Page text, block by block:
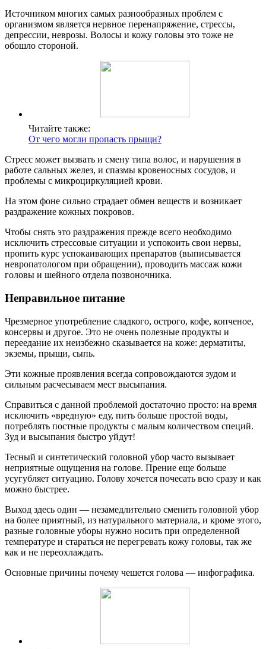
Источником многих самых разнообразных проблем с
организмом является нервное перенапряжение, стрессы,
депрессии, неврозы. Волосы и кожу головы это тоже не
обошло стороной.
Читайте также:
От чего могли пропасть прыщи?
Стресс может вызвать и смену типа волос, и нарушения в
работе сальных желез, и спазмы кровеносных сосудов, и
проблемы с микроциркуляцией крови.
На этом фоне сильно страдает обмен веществ и возникает
раздражение кожных покровов.
Чтобы снять это раздражения прежде всего необходимо
исключить стрессовые ситуации и успокоить свои нервы,
пропить курс успокаивающих препаратов (выписывается
невропатологом при обращении), проводить массаж кожи
головы и шейного отдела позвоночника.
Неправильное питание
Чрезмерное употребление сладкого, острого, кофе, копченое,
консервы и другое. Это не очень полезные продукты и
переедание их неизбежно сказывается на коже: дерматиты,
экземы, прыщи, сыпь.
Эти кожные проявления всегда сопровождаются зудом и
сильным расчесываем мест высыпания.
Справиться с данной проблемой достаточно просто: на время
исключить «вредную» еду, пить больше простой воды,
потреблять постные продукты с малым количеством специй.
Зуд и высыпания быстро уйдут!
Тесный и синтетический головной убор часто вызывает
неприятные ощущения на голове. Прение еще больше
усугубляет ситуацию. Голову хочется почесать всю сразу и как
можно быстрее.
Выход здесь один — незамедлительно сменить головной убор
на более приятный, из натурального материала, и кроме этого,
разные головные уборы нужно носить при определенной
температуре и стараться не перегревать кожу головы, так же
как и не переохлаждать.
Основные причины почему чешется голова — инфографика.